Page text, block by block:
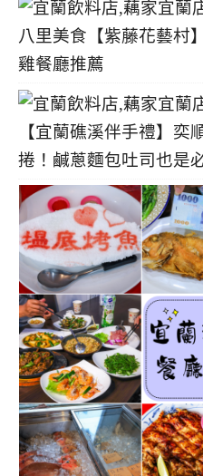
八里美食【紫藤花藝村
雞餐廳推薦
【宜蘭礁溪伴手禮】奕
捲！鹹蔥麵包吐司也是